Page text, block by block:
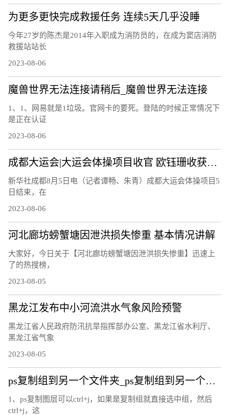
为更多更快完成救援任务 连续5天几乎没睡
今年27岁的陈杰是2014年入职成为消防员的，在成为窦店消防
救援站站长
2023-08-06
魔兽世界无法连接请稍后_魔兽世界无法连接
1、1、网易就是1垃圾。官网卡的要死。登陆的时候正常情况下
是正在认证
2023-08-06
成都大运会|大运会体操项目收官 欧钰珊收获第四金
新华社成都8月5日电（记者谭畅、朱青）成都大运会体操项目5
日结束，在
2023-08-06
河北廊坊螃蟹塘因泄洪损失惨重 基本情况讲解
大家好，今日关于【河北廊坊螃蟹塘因泄洪损失惨重】迅速上
了的热搜榜，
2023-08-05
黑龙江发布中小河流洪水气象风险预警
黑龙江省人民政府防汛抗旱指挥部办公室、黑龙江省水利厅、
黑龙江省气象
2023-08-05
ps复制组到另一个文件夹_ps复制组到另一个文件
1、ps复制图层可以ctrl+j，如果是复制组就直接选中组，然后
ctrl+j，这